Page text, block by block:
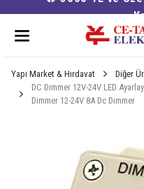
Yapı Market & Hırdavat
Diğer
DC Dimmer 12V-24V LED
Dimmer 12-24V 8A Dc Dimmer